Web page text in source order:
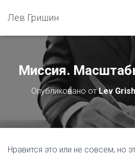
Лев Гришин
Миссия.
Опубликовано отLev
Нравится это или не совсем, но